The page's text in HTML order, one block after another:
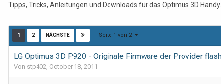
Tipps, Tricks, Anleitungen und Downloads für das Optimus 3D Handy.
1 2 NÄCHSTE Seite 1 von 2
LG Optimus 3D P920 - Originale Firmware der Provider
Von stp402, October 18, 2011